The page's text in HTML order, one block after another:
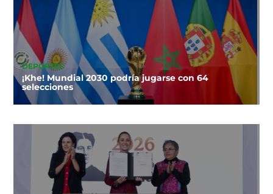
DEPORTES
¡Khe! Mundial 2030 podría jugarse con 64
selecciones